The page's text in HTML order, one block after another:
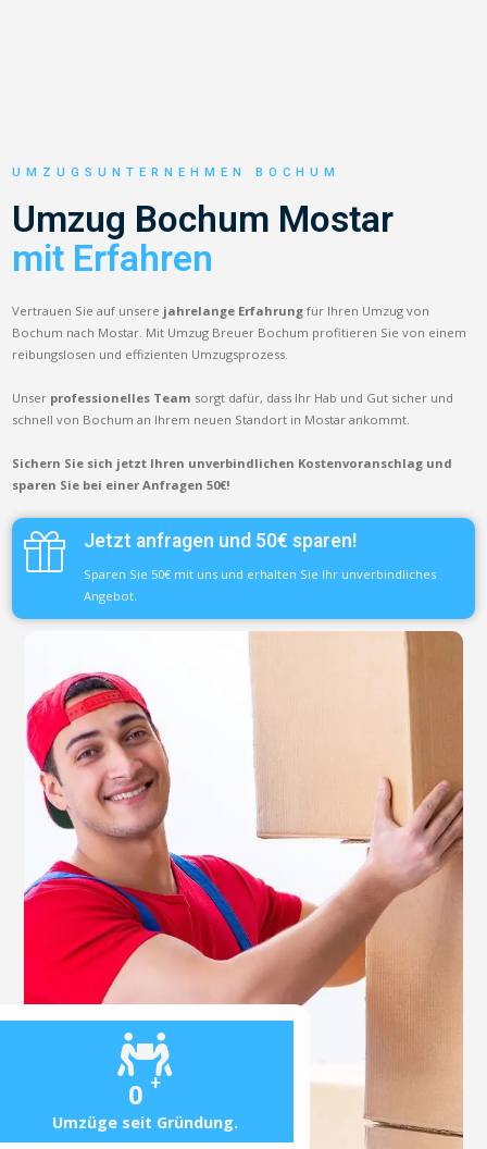
0 +
Umzüge seit Gründung.
UMZUGSUNTERNEHMEN BOCHUM
Umzug Bochum Mostar
mit Erfahren
Vertrauen Sie auf unsere jahrelange Erfahrung für Ihren Umzug von
Bochum nach Mostar. Mit Umzug Breuer Bochum profitieren Sie von einem
reibungslosen und effizienten Umzugsprozess.
Unser professionelles Team sorgt dafür, dass Ihr Hab und Gut sicher und
schnell von Bochum an Ihrem neuen Standort in Mostar ankommt.
Sichern Sie sich jetzt Ihren unverbindlichen Kostenvoranschlag und
sparen Sie bei einer Anfragen 50€!
Jetzt anfragen und 50€ sparen!
Sparen Sie 50€ mit uns und erhalten Sie Ihr unverbindliches
Angebot.